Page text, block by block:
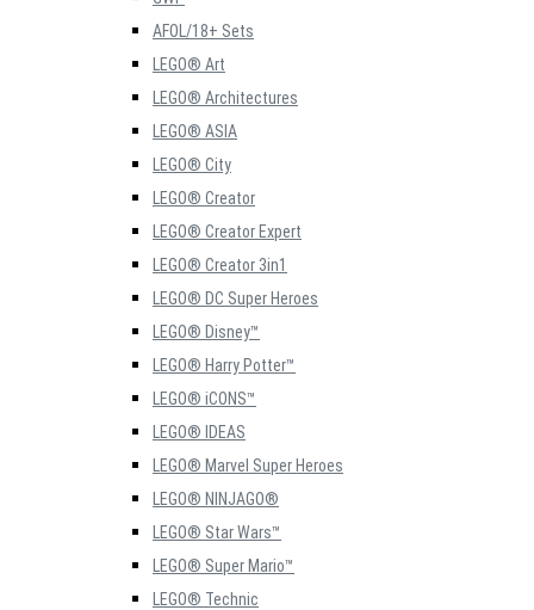
AFOL/18+ Sets
LEGO® Art
LEGO® Architectures
LEGO® ASIA
LEGO® City
LEGO® Creator
LEGO® Creator Expert
LEGO® Creator 3in1
LEGO® DC Super Heroes
LEGO® Disney™
LEGO® Harry Potter™
LEGO® iCONS™
LEGO® IDEAS
LEGO® Marvel Super Heroes
LEGO® NINJAGO®
LEGO® Star Wars™
LEGO® Super Mario™
LEGO® Technic